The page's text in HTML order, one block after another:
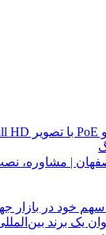
| مشاوره، نصب